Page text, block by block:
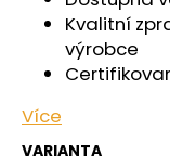
Kvalitní
výrobce
Více
VARIANTA